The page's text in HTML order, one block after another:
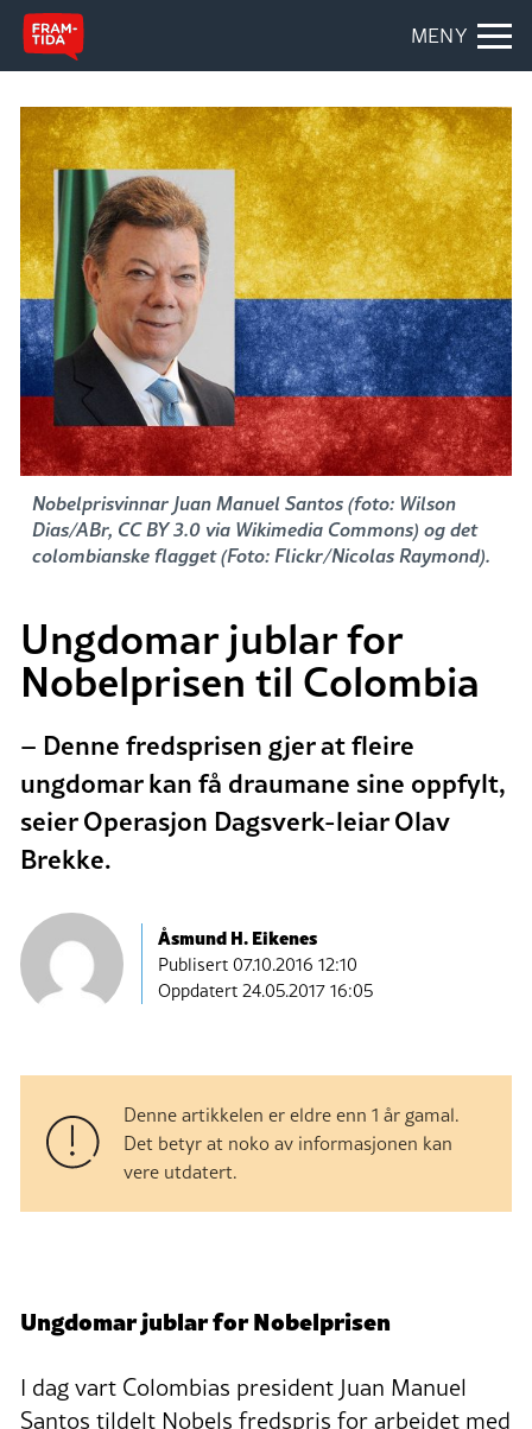
MENY
Nobelprisvinnar Juan Manuel Santos (foto: Wilson
Dias/ABr, CC BY 3.0 via Wikimedia Commons) og det
colombianske flagget (Foto: Flickr/Nicolas Raymond).
Ungdomar jublar for
Nobelprisen til Colombia
– Denne fredsprisen gjer at fleire
ungdomar kan få draumane sine oppfylt,
seier Operasjon Dagsverk-leiar Olav
Brekke.
Åsmund H. Eikenes
Publisert07.10.2016 12:10
Oppdatert 24.05.2017 16:05
Denne artikkelen er eldre enn 1 år gamal.
Det betyr at noko av informasjonen kan
vere utdatert.
Ungdomar jublar for Nobelprisen
I dag vart Colombias president Juan Manuel
Santos tildelt Nobels fredspris for arbeidet med